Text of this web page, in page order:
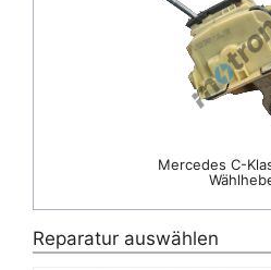
Mercedes C-
Reparatur auswählen